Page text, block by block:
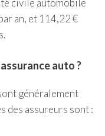
an, et 114,22 €
auto ?
généralement
des assureurs sont :